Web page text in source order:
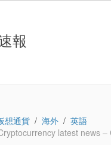
報
想通貨 海外
英語
latest news